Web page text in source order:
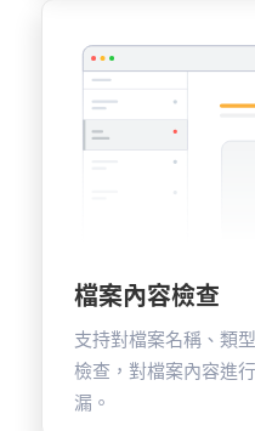
檔案內容檢查
支持對檔案名稱、類
檢查，對檔案內容進
漏。